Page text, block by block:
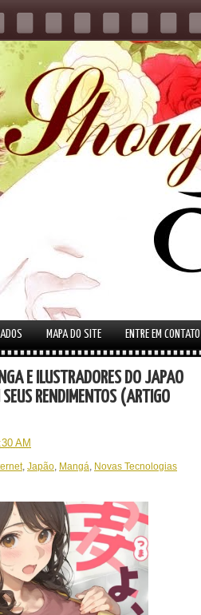
MAPA DO SITE ENTRE EM CONTATO
E ILUSTRADORES DO JAPÃO
RENDIMENTOS (ARTIGO
AM
, Japão, Mangá, Novas Tecnologias